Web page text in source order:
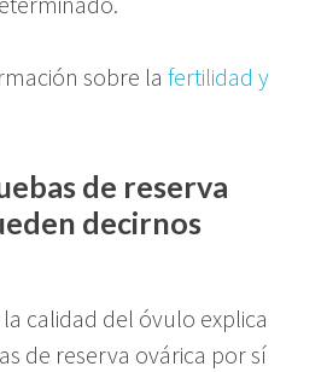
sobre la fertilidad y
de reserva
decirnos
calidad del óvulo explica
de reserva ovárica por sí